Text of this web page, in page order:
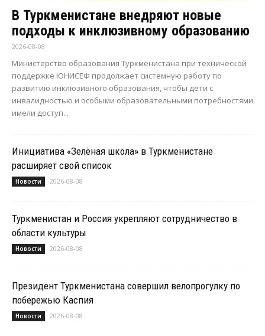
В Туркменистане внедряют новые
подходы к инклюзивному образованию
2026-08-08
Министерство образования Туркменистана при технической
поддержке ЮНИСЕФ продолжает системную работу по
развитию инклюзивного образования, чтобы дети с
инвалидностью и особыми образовательными потребностями
имели доступ...
Инициатива «Зелёная школа» в Туркменистане
расширяет свой список
Новости 2026-08-08
Туркменистан и Россия укрепляют сотрудничество в
области культуры
Новости 2026-08-08
Президент Туркменистана совершил велопрогулку по
побережью Каспия
Новости 2026-08-08